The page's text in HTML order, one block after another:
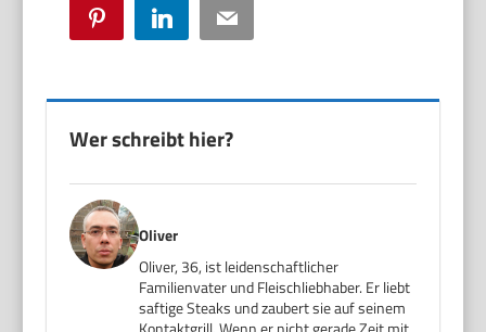
Pinterest LinkedIn Email
Wer schreibt hier?
Oliver
Oliver, 36, ist leidenschaftlicher
Familienvater und Fleischliebhaber. Er liebt
saftige Steaks und zaubert sie auf seinem